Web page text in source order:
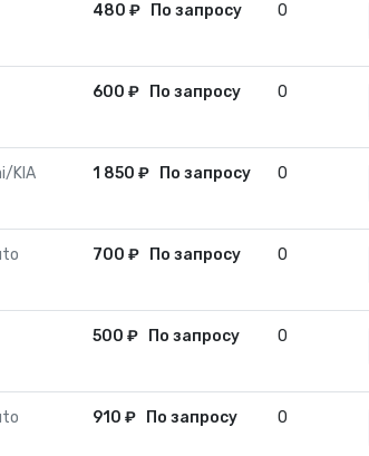
480 ₽ По запросу 0
600 ₽ По запросу 0
KIA 1 850 ₽ По запросу 0
700 ₽ По запросу 0
500 ₽ По запросу 0
910 ₽ По запросу 0